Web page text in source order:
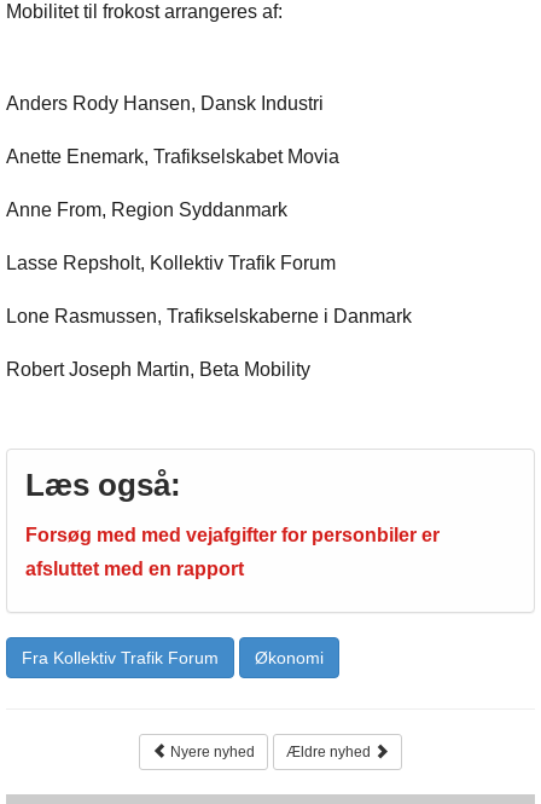
Mobilitet til frokost arrangeres af:
Anders Rody Hansen, Dansk Industri
Anette Enemark, Trafikselskabet Movia
Anne From, Region Syddanmark
Lasse Repsholt, Kollektiv Trafik Forum
Lone Rasmussen, Trafikselskaberne i Danmark
Robert Joseph Martin, Beta Mobility
Læs også:
Forsøg med med vejafgifter for personbiler er
afsluttet med en rapport
Fra Kollektiv Trafik Forum Økonomi
Nyere nyhed Ældre nyhed